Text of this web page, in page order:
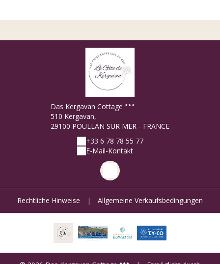
Das Kergavan Cottage
510 Kergavan,
29100 POULLAN SUR MER - FRANCE
+33 6 78 78 55 77
E-Mail-Kontakt
Rechtliche Hinweise | Allgemeine Verkaufsbedingungen